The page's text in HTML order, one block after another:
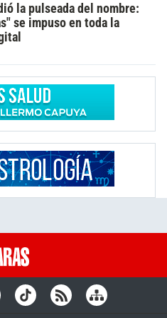
la pulseada del nombre:
se impuso en toda la